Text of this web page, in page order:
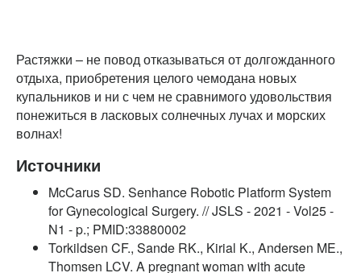
Растяжки – не повод отказываться от долгожданного
отдыха, приобретения целого чемодана новых
купальников и ни с чем не сравнимого удовольствия
понежиться в ласковых солнечных лучах и морских
волнах!
Источники
McCarus SD. Senhance Robotic Platform System
for Gynecological Surgery. // JSLS - 2021 - Vol25 -
N1 - p.; PMID:33880002
Torkildsen CF., Sande RK., Kirial K., Andersen ME.,
Thomsen LCV. A pregnant woman with acute